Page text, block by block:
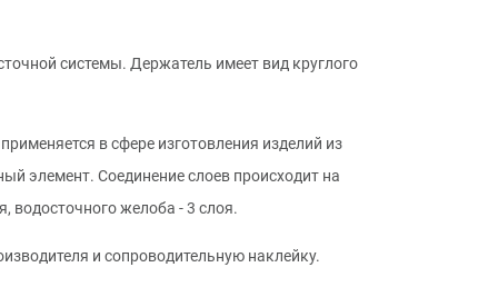
системы. Держатель имеет вид круглого
в сфере изготовления изделий из
элемент. Соединение слоев происходит на
водосточного желоба - 3 слоя.
и сопроводительную наклейку.